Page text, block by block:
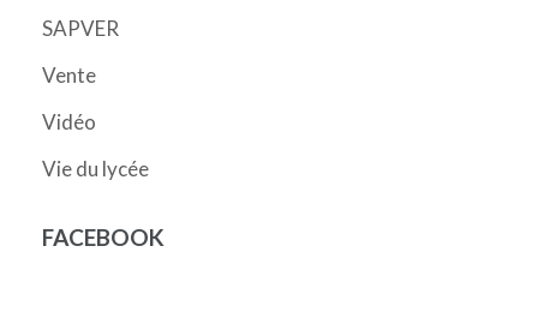
SAPVER
Vente
Vidéo
Vie du lycée
FACEBOOK